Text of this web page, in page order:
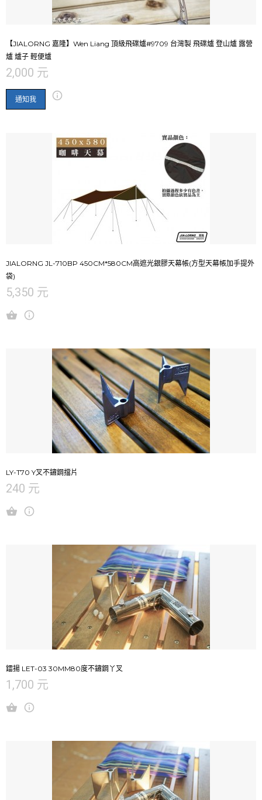
【JIALORNG 嘉隆】Wen Liang 頂級飛碟爐#9709 台灣製 飛碟爐 登山爐 露營
爐 爐子 輕便爐
2,000 元
通知我
JIALORNG JL-710BP 450CM*580CM高遮光銀膠天幕帳(方型天幕帳加手提外
袋)
5,350 元
LY-T70 Y叉不鏽鋼擋片
240 元
鐳揚 LET-03 30MM80度不鏽鋼丫叉
1,700 元